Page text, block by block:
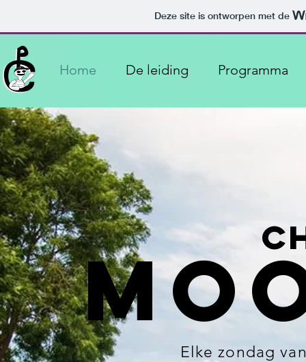
Deze site is ontworpen met de
Home De leiding Programma
Elke zondag